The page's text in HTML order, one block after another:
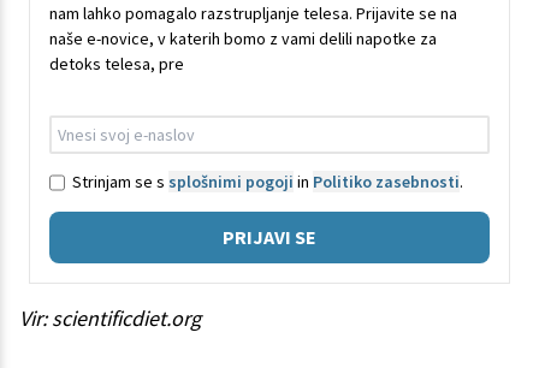
nam lahko pomagalo razstrupljanje telesa. Prijavite se na
naše e-novice, v katerih bomo z vami delili napotke za
detoks telesa, pre
Strinjam se s splošnimi pogoji in Politiko zasebnosti.
PRIJAVI SE
Vir: scientificdiet.org